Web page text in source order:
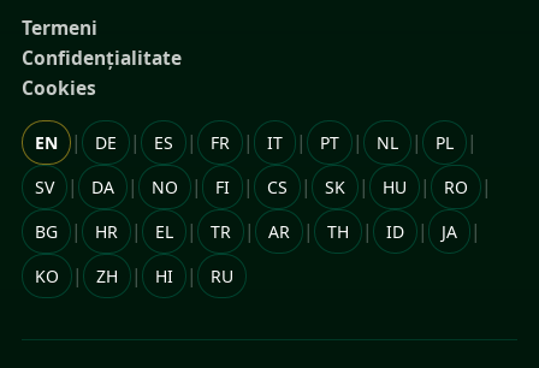
Termeni
Confidențialitate
Cookies
EN | DE | ES | FR | IT | PT | NL | PL |
SV | DA | NO | FI | CS | SK | HU | RO |
BG | HR | EL | TR | AR | TH | ID | JA |
KO | ZH | HI | RU